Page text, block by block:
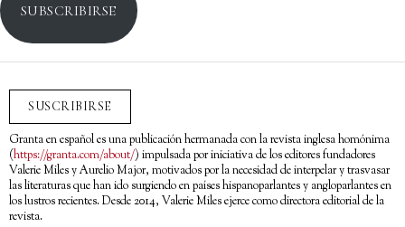
SUBSCRIBIRSE
SUSCRIBIRSE
Granta en español es una publicación hermanada con la revista inglesa homónima
(https://granta.com/about/) impulsada por iniciativa de los editores fundadores
Valerie Miles y Aurelio Major, motivados por la necesidad de interpelar y trasvasar
las literaturas que han ido surgiendo en países hispanoparlantes y angloparlantes en
los lustros recientes. Desde 2014, Valerie Miles ejerce como directora editorial de la
revista.